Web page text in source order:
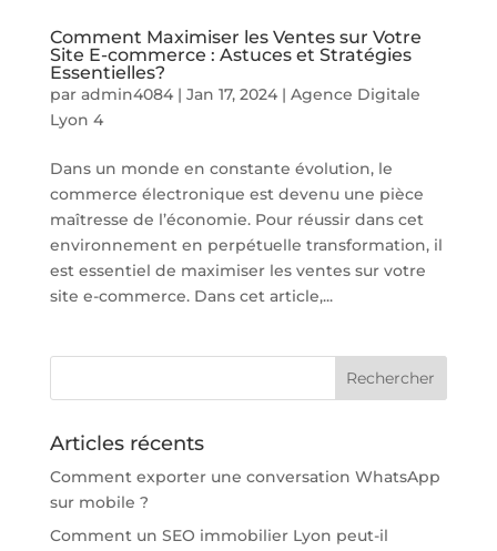
Comment Maximiser les Ventes sur Votre
Site E-commerce : Astuces et Stratégies
Essentielles?
par admin4084| Jan 17, 2024| Agence Digitale
Lyon 4
Dans un monde en constante évolution, le
commerce électronique est devenu une pièce
maîtresse de l’économie. Pour réussir dans cet
environnement en perpétuelle transformation, il
est essentiel de maximiser les ventes sur votre
site e-commerce. Dans cet article,...
Articles récents
Comment exporter une conversation WhatsApp
sur mobile ?
Comment un SEO immobilier Lyon peut-il